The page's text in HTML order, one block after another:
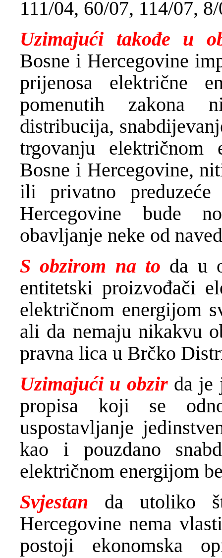
111/04, 60/07, 114/07,
Uzimajući takođe u
Bosne i Hercegovine
prijenosa električne
pomenutih zakona
distribucija,
trgovanju
Bosne i Hercegovine,
ili privatno
Hercegovine bude
obavljanje neke od
S obzirom na to da u
entitetski proizvođači
električnom energijom
ali da nemaju nikakvu
pravna lica u Brčko
Uzimajući u obzirda je
propisa koji se
uspostavljanje
kao i pouzdano
električnom energijom
Svjestan da utoliko
Hercegovine nema
postoji ekonomska